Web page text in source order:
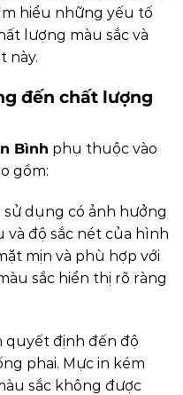
hiểu những yếu tố
lượng màu sắc và
này.
đến chất lượng
Bình phụ thuộc vào
gồm:
sử dụng có ảnh hưởng
và độ sắc nét của hình
mịn và phù hợp với
sắc hiển thị rõ ràng
quyết định đến độ
phai. Mực in kém
sắc không được